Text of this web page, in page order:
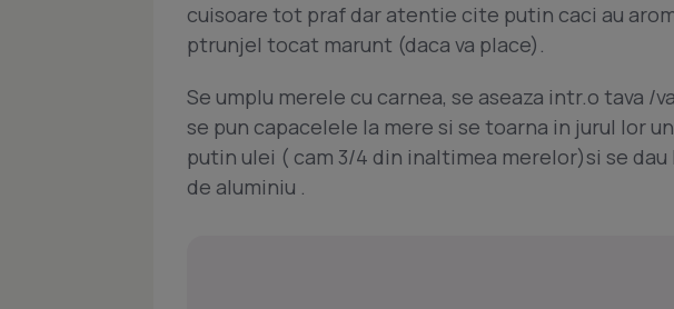
cuisoare tot praf dar atentie cite putin caci au
ptrunjel tocat marunt (daca va place).
Se umplu merele cu carnea, se aseaza intr.o tava /
se pun capacelele la mere si se toarna in jurul lor
putin ulei ( cam 3/4 din inaltimea merelor)si se
de aluminiu .